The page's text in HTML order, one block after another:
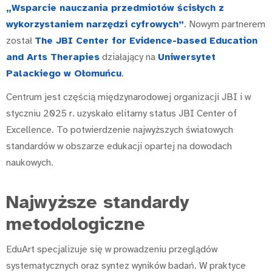
„Wsparcie nauczania przedmiotów ścisłych z
wykorzystaniem narzędzi cyfrowych”. Nowym partnerem
został The JBI Center for Evidence-based Education
and Arts Therapies działający na Uniwersytet
Palackiego w Ołomuńcu.
Centrum jest częścią międzynarodowej organizacji JBI i w
styczniu 2025 r. uzyskało elitarny status JBI Center of
Excellence. To potwierdzenie najwyższych światowych
standardów w obszarze edukacji opartej na dowodach
naukowych.
Najwyższe standardy
metodologiczne
EduArt specjalizuje się w prowadzeniu przeglądów
systematycznych oraz syntez wyników badań. W praktyce